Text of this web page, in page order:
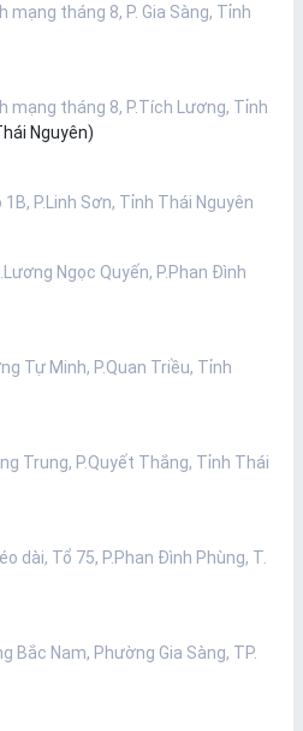
mạng tháng 8, P. Gia Sàng, Tỉnh
mạng tháng 8, P.Tích Lương, Tỉnh
Nguyên)
1B, P.Linh Sơn, Tỉnh Thái Nguyên
Ngọc Quyến, P.Phan Đình
Tự Minh, P.Quan Triều, Tỉnh
Trung, P.Quyết Thắng, Tỉnh Thái
dài, Tổ 75, P.Phan Đình Phùng, T.
Bắc Nam, Phường Gia Sàng, TP.